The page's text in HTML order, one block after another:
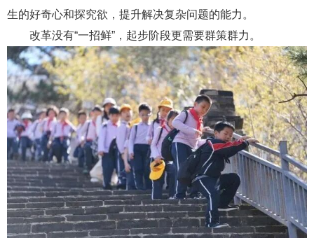
生的好奇心和探究欲，提升解决复杂问题的能力。
改革没有“一招鲜”，起步阶段更需要群策群力。